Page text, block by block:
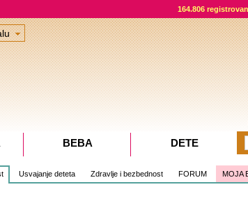
164.806
Usvajanje deteta Zdravlje i bezbednost FORUM MOJA
BEBA DETE